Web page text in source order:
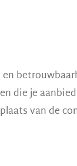
die je
van de